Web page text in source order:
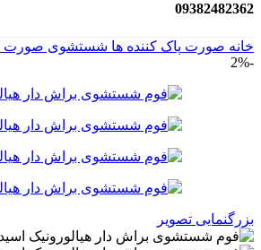
09382482362
خانه صورت پاک کننده ها شستشوی صورت
-2%
بزرگنمایی تصویر